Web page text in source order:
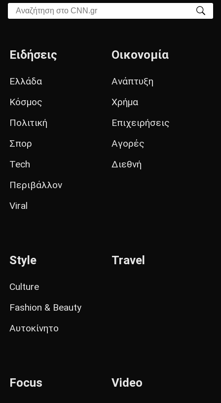
Αναζήτηση στο CNN.gr
Ειδήσεις
Ελλάδα
Κόσμος
Πολιτική
Σπορ
Tech
Περιβάλλον
Viral
Οικονομία
Ανάπτυξη
Χρήμα
Επιχειρήσεις
Αγορές
Διεθνή
Style
Culture
Fashion & Beauty
Αυτοκίνητο
Travel
Focus Video